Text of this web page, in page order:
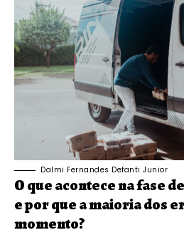
Dalmi Fernandes Defanti Junior
O que acontece na fase
e por que a maioria dos
momento?